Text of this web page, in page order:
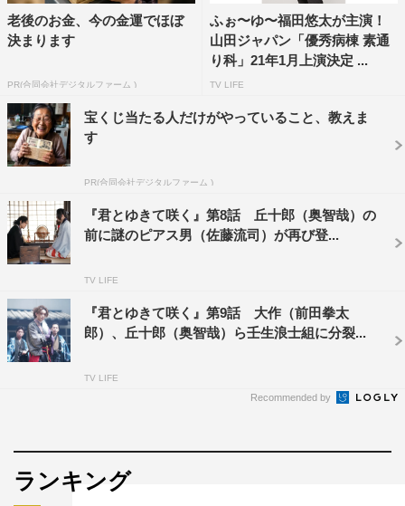
老後のお金、今の金運でほぼ
決まります
PR(合同会社デジタルファーム )
ふぉ〜ゆ〜福田悠太が主演！
山田ジャパン「優秀病棟 素通
り科」21年1月上演決定 ...
TV LIFE
宝くじ当たる人だけがやっていること、教えま
す
PR(合同会社デジタルファーム )
『君とゆきて咲く』第8話 丘十郎（奥智哉）の
前に謎のピアス男（佐藤流司）が再び登...
TV LIFE
『君とゆきて咲く』第9話 大作（前田拳太
郎）、丘十郎（奥智哉）ら壬生浪士組に分裂...
TV LIFE
Recommended by
ランキング